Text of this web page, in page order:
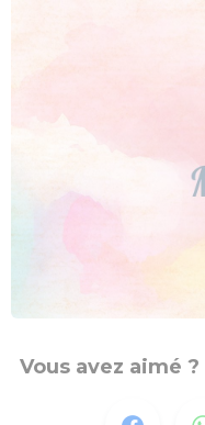
Vous avez aimé